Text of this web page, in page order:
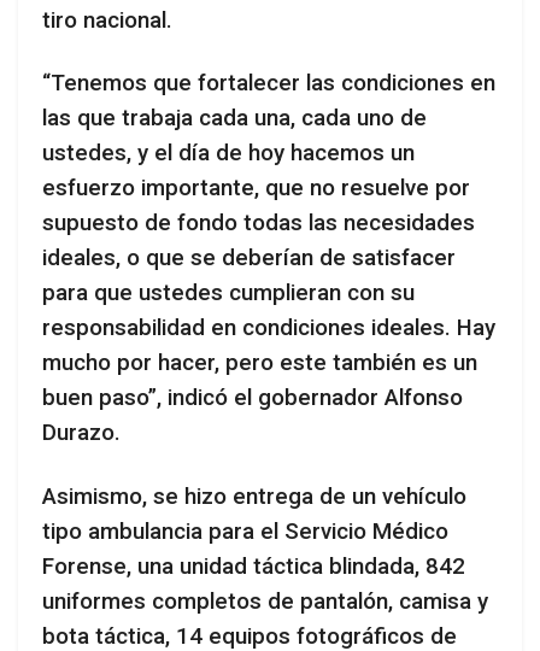
tiro nacional.
“Tenemos que fortalecer las condiciones en
las que trabaja cada una, cada uno de
ustedes, y el día de hoy hacemos un
esfuerzo importante, que no resuelve por
supuesto de fondo todas las necesidades
ideales, o que se deberían de satisfacer
para que ustedes cumplieran con su
responsabilidad en condiciones ideales. Hay
mucho por hacer, pero este también es un
buen paso”, indicó el gobernador Alfonso
Durazo.
Asimismo, se hizo entrega de un vehículo
tipo ambulancia para el Servicio Médico
Forense, una unidad táctica blindada, 842
uniformes completos de pantalón, camisa y
bota táctica, 14 equipos fotográficos de